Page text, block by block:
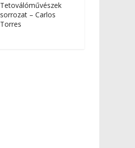
Tetoválóművészek
sorrozat – Carlos
Torres